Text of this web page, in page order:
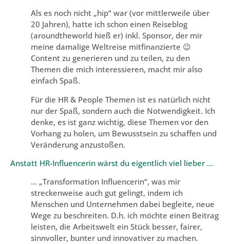
Als es noch nicht „hip“ war (vor mittlerweile über
20 Jahren), hatte ich schon einen Reiseblog
(aroundtheworld hieß er) inkl. Sponsor, der mir
meine damalige Weltreise mitfinanzierte 😉
Content zu generieren und zu teilen, zu den
Themen die mich interessieren, macht mir also
einfach Spaß.
Für die HR & People Themen ist es natürlich nicht
nur der Spaß, sondern auch die Notwendigkeit. Ich
denke, es ist ganz wichtig, diese Themen vor den
Vorhang zu holen, um Bewusstsein zu schaffen und
Veränderung anzustoßen.
Anstatt HR-Influencerin wärst du eigentlich viel lieber …
… „Transformation Influencerin“, was mir
streckenweise auch gut gelingt, indem ich
Menschen und Unternehmen dabei begleite, neue
Wege zu beschreiten. D.h. ich möchte einen Beitrag
leisten, die Arbeitswelt ein Stück besser, fairer,
sinnvoller, bunter und innovativer zu machen.